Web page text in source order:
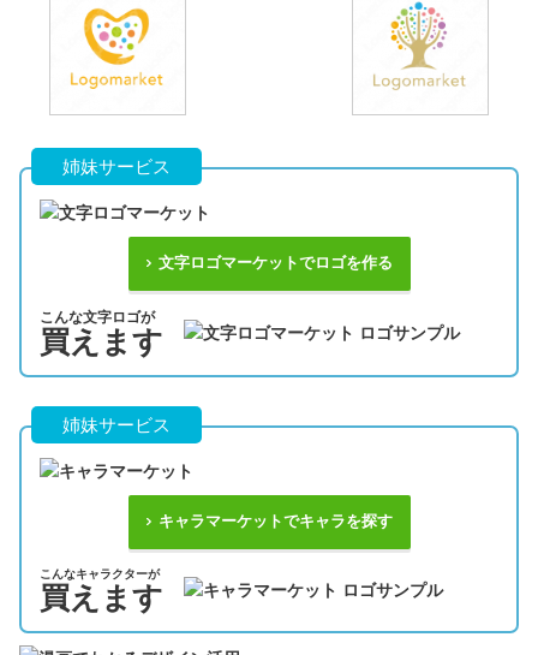
姉妹サービス
文字ロゴマーケットでロゴを作る
こんな文字ロゴが
買えます
姉妹サービス
キャラマーケットでキャラを探す
こんなキャラクターが
買えます